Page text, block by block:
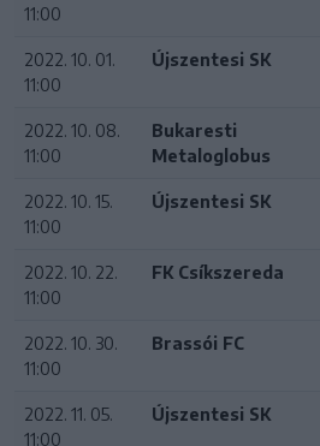
11:00
2022. 10. 01.
11:00
Újszentesi SK
2022. 10. 08.
11:00
Bukaresti
Metaloglobus
2022. 10. 15.
11:00
Újszentesi SK
2022. 10. 22.
11:00
FK Csíkszereda
2022. 10. 30.
11:00
Brassói FC
2022. 11. 05.
11:00
Újszentesi SK